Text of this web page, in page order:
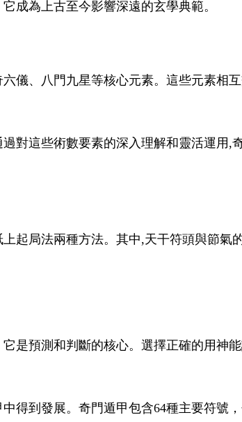
成為上古至今影響深遠的玄學典範。
儀、八門九星等核心元素。這些元素相
對這些術數要素的深入理解和靈活運用,
起局法兩種方法。其中,天干符頭與節氣
是預測和判斷的核心。選擇正確的用神
得到發展。奇門遁甲包含64種主要符號